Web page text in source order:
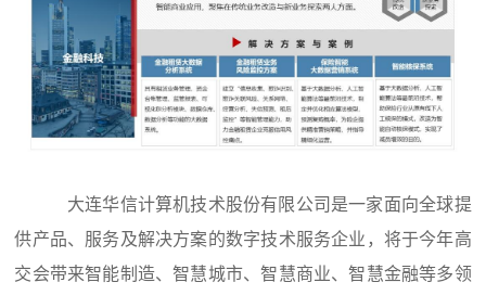
大连华信计算机技术股份有限公司是一家面向全球提
供产品、服务及解决方案的数字技术服务企业，将于今年高
交会带来智能制造、智慧城市、智慧商业、智慧金融等多领